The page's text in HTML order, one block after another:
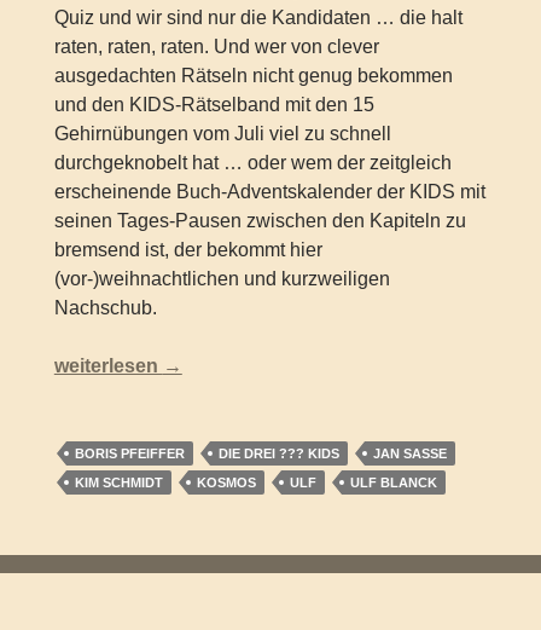
Quiz und wir sind nur die Kandidaten … die halt
raten, raten, raten. Und wer von clever
ausgedachten Rätseln nicht genug bekommen
und den KIDS-Rätselband mit den 15
Gehirnübungen vom Juli viel zu schnell
durchgeknobelt hat … oder wem der zeitgleich
erscheinende Buch-Adventskalender der KIDS mit
seinen Tages-Pausen zwischen den Kapiteln zu
bremsend ist, der bekommt hier
(vor-)weihnachtlichen und kurzweiligen
Nachschub.
Die drei ??? Kids – Weihnachtsrätselbuch
weiterlesen →
BORIS PFEIFFER DIE DREI ??? KIDS
JAN SASSE
KIM SCHMIDT
KOSMOS ULF ULF BLANCK